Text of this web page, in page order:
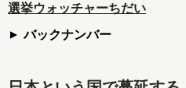
選挙ウォッチャーちだい
バックナンバー